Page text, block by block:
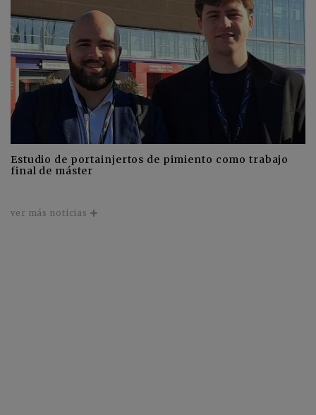
Estudio de portainjertos de pimiento como trabajo
final de máster
ver más noticias